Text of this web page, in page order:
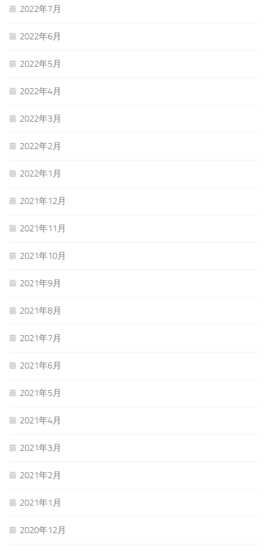
2022年7月
2022年6月
2022年5月
2022年4月
2022年3月
2022年2月
2022年1月
2021年12月
2021年11月
2021年10月
2021年9月
2021年8月
2021年7月
2021年6月
2021年5月
2021年4月
2021年3月
2021年2月
2021年1月
2020年12月